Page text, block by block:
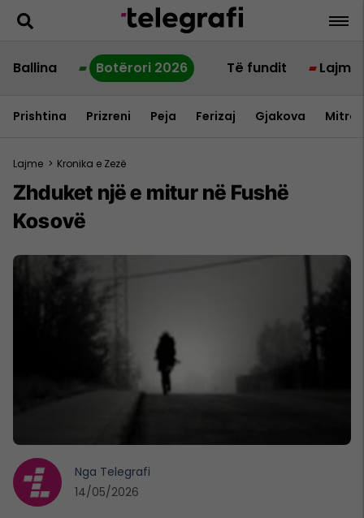
Ballina Botërori 2026 Të fundit Lajme
Prishtina Prizreni Peja Ferizaj Gjakova
Lajme > Kronika e Zezë
Zhduket një e mitur në Fushë
Kosovë
Nga Telegrafi
14/05/2026